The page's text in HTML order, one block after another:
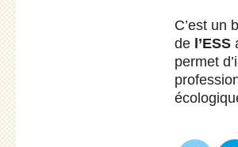
C’est un
de l’ESS
permet